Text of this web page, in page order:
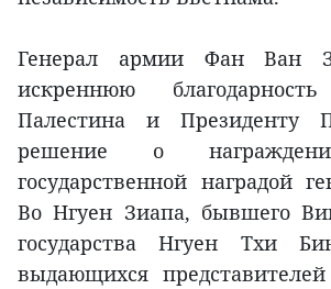
Генерал армии Фан Ван
искреннюю благодарность
Палестина и Президенту
решение о
государственной наградой
Во Нгуен Зиапа, бывшего
государства Нгуен Тхи
выдающихся